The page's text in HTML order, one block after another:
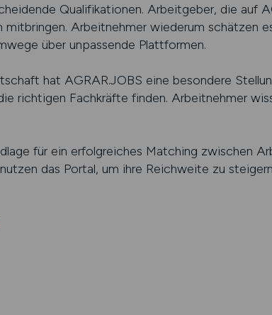
Qualifikationen. Arbeitgeber, die auf
Arbeitnehmer wiederum schätzen
über unpassende Plattformen.
hat AGRAR.JOBS eine besondere
richtigen Fachkräfte finden. Arbeitnehmer
für ein erfolgreiches Matching zwischen
das Portal, um ihre Reichweite zu